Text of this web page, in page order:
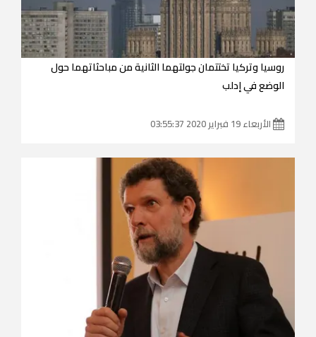
روسيا وتركيا تختتمان جولتهما الثانية من مباحثاتهما حول
الوضع في إدلب
الأربعاء 19 فبراير 2020 03:55:37